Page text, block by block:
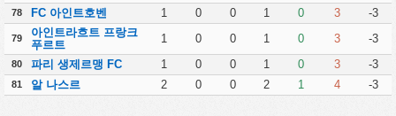
78 FC 아인트호벤 1 0 0 1 0 3 -3
79
아인트라흐트 프랑크
푸르트
1 0 0 1 0 3 -3
80 파리 생제르맹 FC 1 0 0 1 0 3 -3
81 알 나스르 2 0 0 2 1 4 -3